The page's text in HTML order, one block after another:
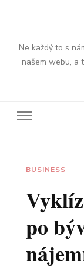
Ne každý to s
našem webu, a
BUSINESS
po